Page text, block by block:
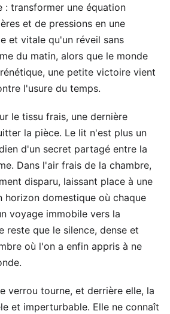
: transformer une équation
et de pressions en une
et vitale qu'un réveil sans
du matin, alors que le monde
une petite victoire vient
l'usure du temps.
le tissu frais, une dernière
la pièce. Le lit n'est plus un
d'un secret partagé entre la
Dans l'air frais de la chambre,
disparu, laissant place à une
horizon domestique où chaque
voyage immobile vers la
reste que le silence, dense et
où l'on a enfin appris à ne
verrou tourne, et derrière elle, la
et imperturbable. Elle ne connaît